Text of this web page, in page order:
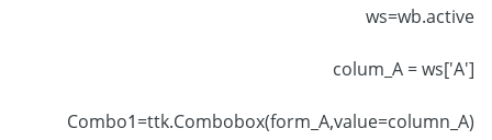
ws=wb.active
colum_A = ws['A']
Combo1=ttk.Combobox(form_A,value=column_A)